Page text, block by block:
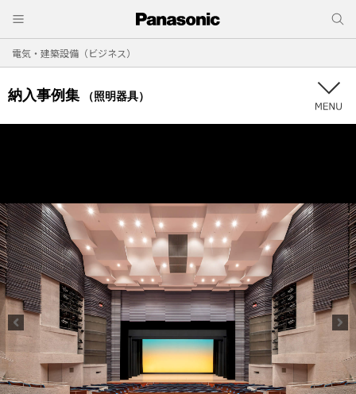
電気・建築設備（ビジネス）
納入事例集 （照明器具）